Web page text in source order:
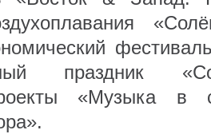
праздник
«Музыка в